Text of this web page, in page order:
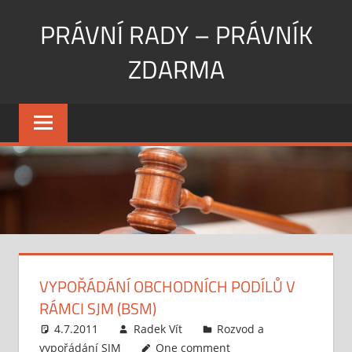
PRÁVNÍ RADY – PRÁVNÍK
ZDARMA
Potřebujete
získat
rady,
nebo
advokáta
hodil
VYPOŘÁDÁNÍ OBCHODNÍCH PODÍLŮ V
RÁMCI SJM (BSM)
4.7.2011 Radek Vít
Rozvod a
vypořádání SJM
One comment